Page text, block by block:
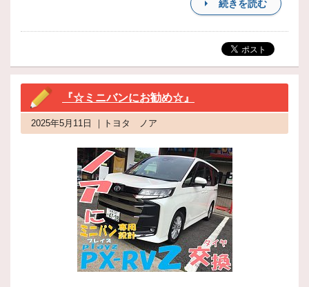
続きを読む
『☆ミニバンにお勧め☆』
2025年5月11日 ｜トヨタ ノア